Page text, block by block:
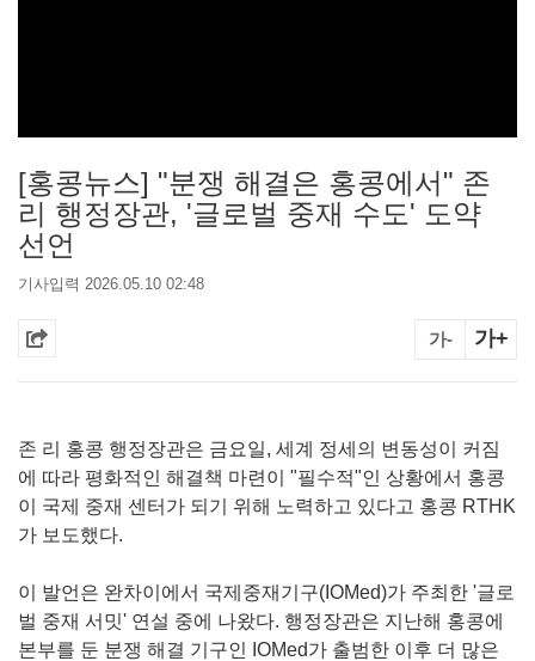
[홍콩뉴스] "분쟁 해결은 홍콩에서" 존
리 행정장관, '글로벌 중재 수도' 도약
선언
기사입력 2026.05.10 02:48
가- 가+
존 리 홍콩 행정장관은 금요일, 세계 정세의 변동성이 커짐
에 따라 평화적인 해결책 마련이 "필수적"인 상황에서 홍콩
이 국제 중재 센터가 되기 위해 노력하고 있다고 홍콩 RTHK
가 보도했다.
이 발언은 완차이에서 국제중재기구(IOMed)가 주최한 '글로
벌 중재 서밋' 연설 중에 나왔다. 행정장관은 지난해 홍콩에
본부를 둔 분쟁 해결 기구인 IOMed가 출범한 이후 더 많은